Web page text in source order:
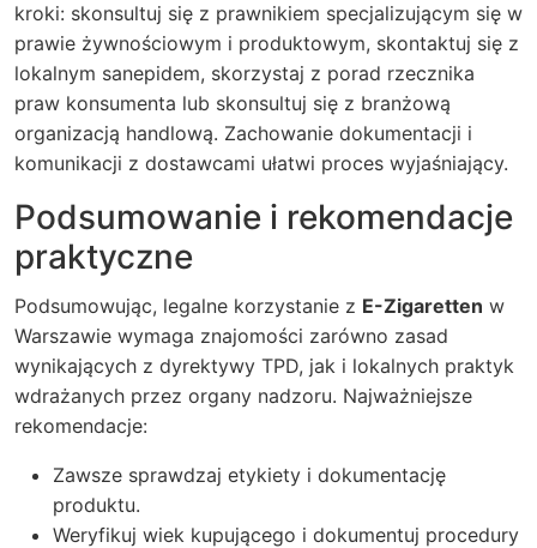
kroki: skonsultuj się z prawnikiem specjalizującym się w
prawie żywnościowym i produktowym, skontaktuj się z
lokalnym sanepidem, skorzystaj z porad rzecznika
praw konsumenta lub skonsultuj się z branżową
organizacją handlową. Zachowanie dokumentacji i
komunikacji z dostawcami ułatwi proces wyjaśniający.
Podsumowanie i rekomendacje
praktyczne
Podsumowując, legalne korzystanie z E-Zigaretten w
Warszawie wymaga znajomości zarówno zasad
wynikających z dyrektywy TPD, jak i lokalnych praktyk
wdrażanych przez organy nadzoru. Najważniejsze
rekomendacje:
Zawsze sprawdzaj etykiety i dokumentację
produktu.
Weryfikuj wiek kupującego i dokumentuj procedury